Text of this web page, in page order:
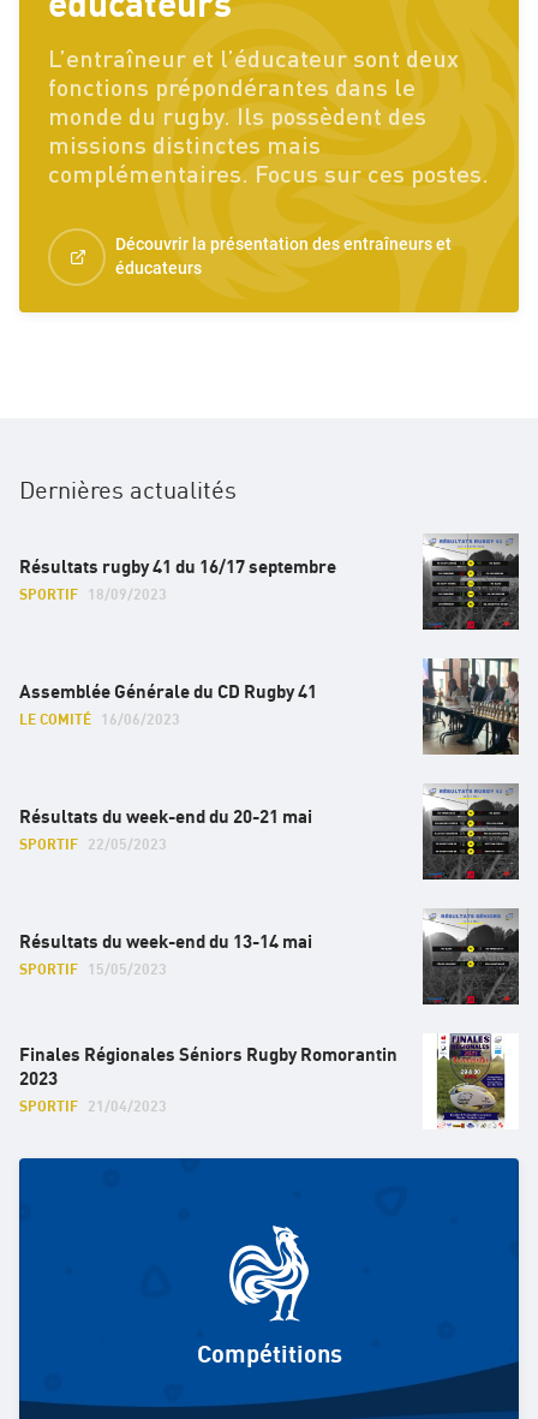
Formations
L’entraîneur et l’éducateur sont deux
fonctions prépondérantes dans le
monde du rugby. Ils possèdent des
missions distinctes mais
complémentaires. Focus sur ces postes.
Découvrir la présentation des entraîneurs et
éducateurs
Dernières actualités
Résultats rugby 41 du 16/17 septembre
SPORTIF 18/09/2023
Assemblée Générale du CD Rugby 41
LE COMITÉ 16/06/2023
Résultats du week-end du 20-21 mai
SPORTIF 22/05/2023
Résultats du week-end du 13-14 mai
SPORTIF 15/05/2023
Finales Régionales Séniors Rugby Romorantin
2023
SPORTIF 21/04/2023
Compétitions